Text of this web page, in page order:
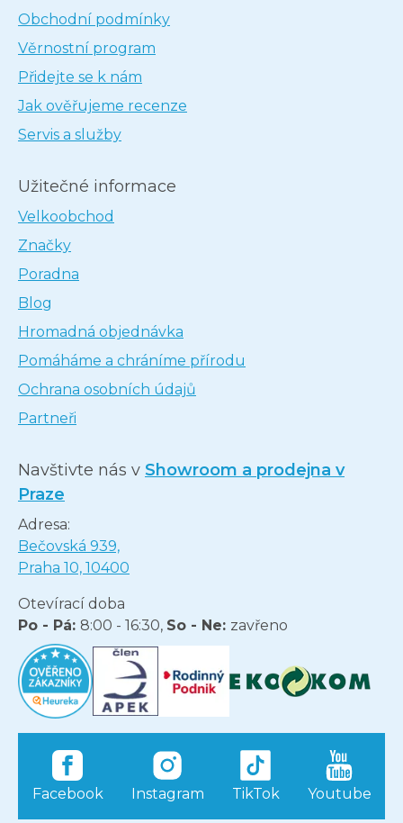
Obchodní podmínky
Věrnostní program
Přidejte se k nám
Jak ověřujeme recenze
Servis a služby
Užitečné informace
Velkoobchod
Značky
Poradna
Blog
Hromadná objednávka
Pomáháme a chráníme přírodu
Ochrana osobních údajů
Partneři
Navštivte nás v Showroom a prodejna v
Praze
Adresa:
Bečovská 939,
Praha 10, 10400
Otevírací doba
Po - Pá: 8:00 - 16:30, So - Ne: zavřeno
Facebook Instagram TikTok Youtube